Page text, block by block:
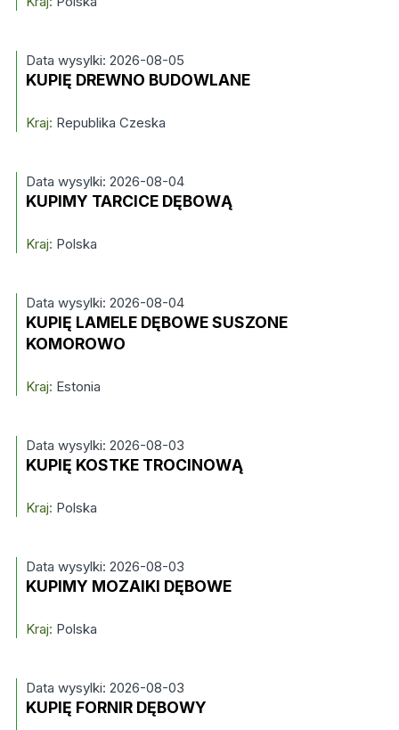
Data wysylki: 2026-08-05
KUPIĘ DREWNO BUDOWLANE
Kraj: Republika Czeska
Data wysylki: 2026-08-04
KUPIMY TARCICE DĘBOWĄ
Kraj: Polska
Data wysylki: 2026-08-04
KUPIĘ LAMELE DĘBOWE SUSZONE
KOMOROWO
Kraj: Estonia
Data wysylki: 2026-08-03
KUPIĘ KOSTKE TROCINOWĄ
Kraj: Polska
Data wysylki: 2026-08-03
KUPIMY MOZAIKI DĘBOWE
Kraj: Polska
Data wysylki: 2026-08-03
KUPIĘ FORNIR DĘBOWY